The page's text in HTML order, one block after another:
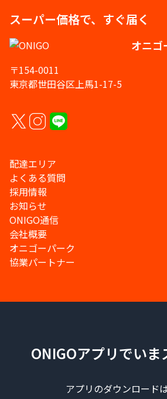
スーパー価格で、すぐ届く
オニゴ
〒154-0011
東京都世田谷区上馬1-17-5
配達エリア
よくある質問
採用情報
お知らせ
ONIGO通信
会社概要
オニゴーパーク
協業パートナー
ONIGOアプリでいま
アプリのダウンロード